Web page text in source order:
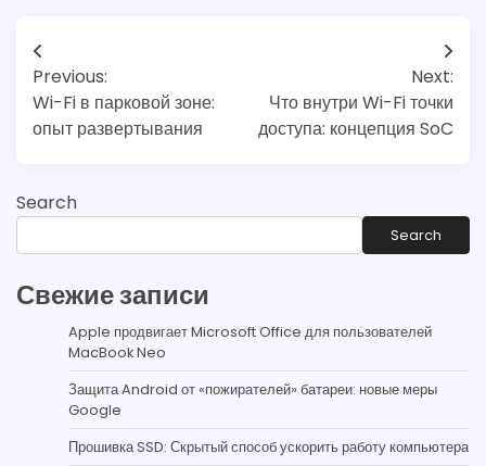
Post
navigation
Previous:
Wi-Fi в парковой зоне:
опыт развертывания
Next:
Что внутри Wi-Fi точки
доступа: концепция SoC
Search
Search
Свежие записи
Apple продвигает Microsoft Office для пользователей
MacBook Neo
Защита Android от «пожирателей» батареи: новые меры
Google
Прошивка SSD: Скрытый способ ускорить работу компьютера